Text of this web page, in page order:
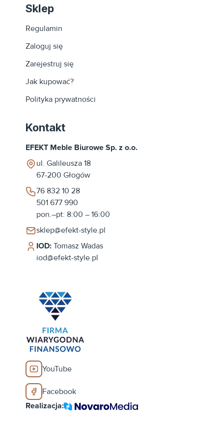
Sklep
Regulamin
Zaloguj się
Zarejestruj się
Jak kupować?
Polityka prywatności
Kontakt
EFEKT Meble Biurowe Sp. z o.o.
ul. Galileusza 18
67-200 Głogów
76 832 10 28
501 677 990
pon.–pt: 8:00 – 16:00
sklep@efekt-style.pl
IOD: Tomasz Wadas
iod@efekt-style.pl
YouTube
Facebook
Realizacja: